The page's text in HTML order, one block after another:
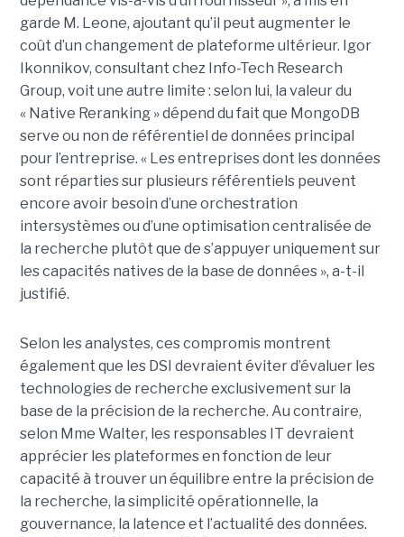
garde M. Leone, ajoutant qu’il peut augmenter le
coût d’un changement de plateforme ultérieur. Igor
Ikonnikov, consultant chez Info-Tech Research
Group, voit une autre limite : selon lui, la valeur du
« Native Reranking » dépend du fait que MongoDB
serve ou non de référentiel de données principal
pour l’entreprise. « Les entreprises dont les données
sont réparties sur plusieurs référentiels peuvent
encore avoir besoin d’une orchestration
intersystèmes ou d’une optimisation centralisée de
la recherche plutôt que de s’appuyer uniquement sur
les capacités natives de la base de données », a-t-il
justifié.
Selon les analystes, ces compromis montrent
également que les DSI devraient éviter d’évaluer les
technologies de recherche exclusivement sur la
base de la précision de la recherche. Au contraire,
selon Mme Walter, les responsables IT devraient
apprécier les plateformes en fonction de leur
capacité à trouver un équilibre entre la précision de
la recherche, la simplicité opérationnelle, la
gouvernance, la latence et l’actualité des données.